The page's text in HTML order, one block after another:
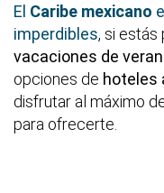
El Caribe mexicano
imperdibles, si estás
vacaciones de
opciones de hoteles
disfrutar al máximo
para ofrecerte.